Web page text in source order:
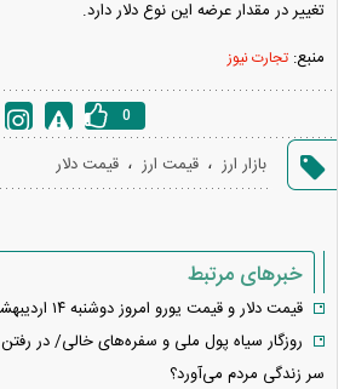
تغییر در مقدار عرضه این نوع دلار دارد.
منبع: تجارت نیوز
گزارش
خطا
0
بازار ارز ، قیمت ارز ، قیمت دلار
خبرهای مرتبط
قیمت دلار و قیمت یورو امروز دوشنبه ۱۴ اردیبهشت ۱۴۰۵ + جدول
روزگار سیاه پول ملی و سفره‌های خالی/ در رفتن
سر زندگی مردم می‌آورد؟